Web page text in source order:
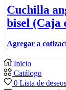
Cuchilla
bisel (Caja
Agregar a
Inicio
Catálogo
0 Lista de deseos